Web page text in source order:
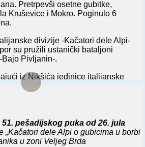
Pretrpevši osetne gubitke,
Kruševice i Mokro. Poginulo 6
divizije -Kačatori dele Alpi-
su pružili ustanički bataljoni
Bajo Pivljanin-.
iz Nikšića jedinice italijanske
ušle u Žabljak.
italijanske divizije -Kačatori
deblokirali domobranski garnizon
počela italijanska reokupacija tzv.
pešadijskog puka od 26. jula
„Kačatori dele Alpi o gubicima u borbi
u zoni Veljeg Brda